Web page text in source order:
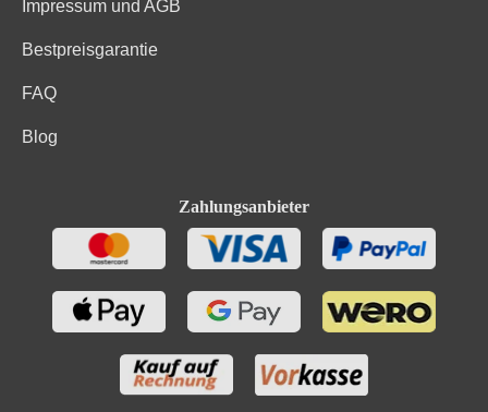
Impressum und AGB
Bestpreisgarantie
FAQ
Blog
Zahlungsanbieter